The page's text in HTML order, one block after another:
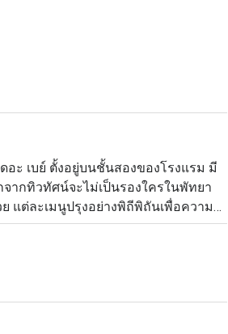
ะ เบย์ ตั้งอยู่บนชั้นสองของโรงแรม มี
ากทิวทัศน์จะไม่เป็นรองใครในพัทยา
แต่ละเมนูปรุงอย่างพิถีพิถันเพื่อความ
อนด้วยเครื่องดื่มชั้นเลิศที่ทางร้านคัด